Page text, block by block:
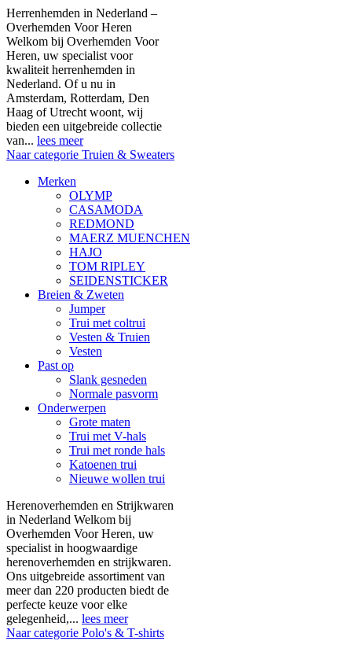
Herrenhemden in Nederland –
Overhemden Voor Heren
Welkom bij Overhemden Voor
Heren, uw specialist voor
kwaliteit herrenhemden in
Nederland. Of u nu in
Amsterdam, Rotterdam, Den
Haag of Utrecht woont, wij
bieden een uitgebreide collectie
van... lees meer
Naar categorie Truien & Sweaters
Merken
OLYMP
CASAMODA
REDMOND
MAERZ MUENCHEN
HAJO
TOM RIPLEY
SEIDENSTICKER
Breien & Zweten
Jumper
Trui met coltrui
Vesten & Truien
Vesten
Past op
Slank gesneden
Normale pasvorm
Onderwerpen
Grote maten
Trui met V-hals
Trui met ronde hals
Katoenen trui
Nieuwe wollen trui
Herenoverhemden en Strijkwaren
in Nederland Welkom bij
Overhemden Voor Heren, uw
specialist in hoogwaardige
herenoverhemden en strijkwaren.
Ons uitgebreide assortiment van
meer dan 220 producten biedt de
perfecte keuze voor elke
gelegenheid,... lees meer
Naar categorie Polo's & T-shirts